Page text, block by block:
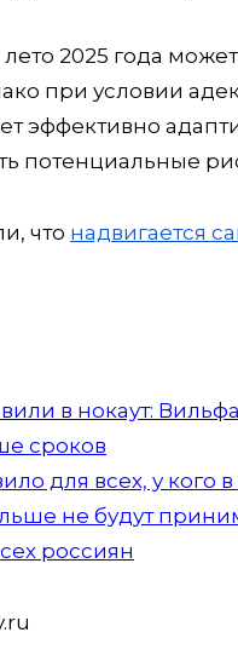
2025 года
при условии
эффективно
потенциальные
что надвигается
в нокаут:
сроков
для всех, у кого
не будут
россиян